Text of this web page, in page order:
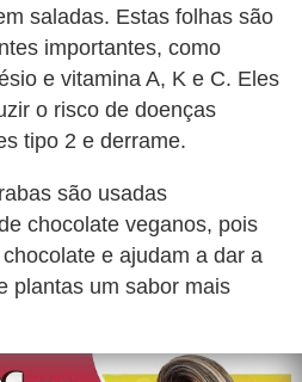
saladas. Estas folhas são
importantes, como
e vitamina A, K e C. Eles
o risco de doenças
tipo 2 e derrame.
são usadas
chocolate veganos, pois
e ajudam a dar a
plantas um sabor mais